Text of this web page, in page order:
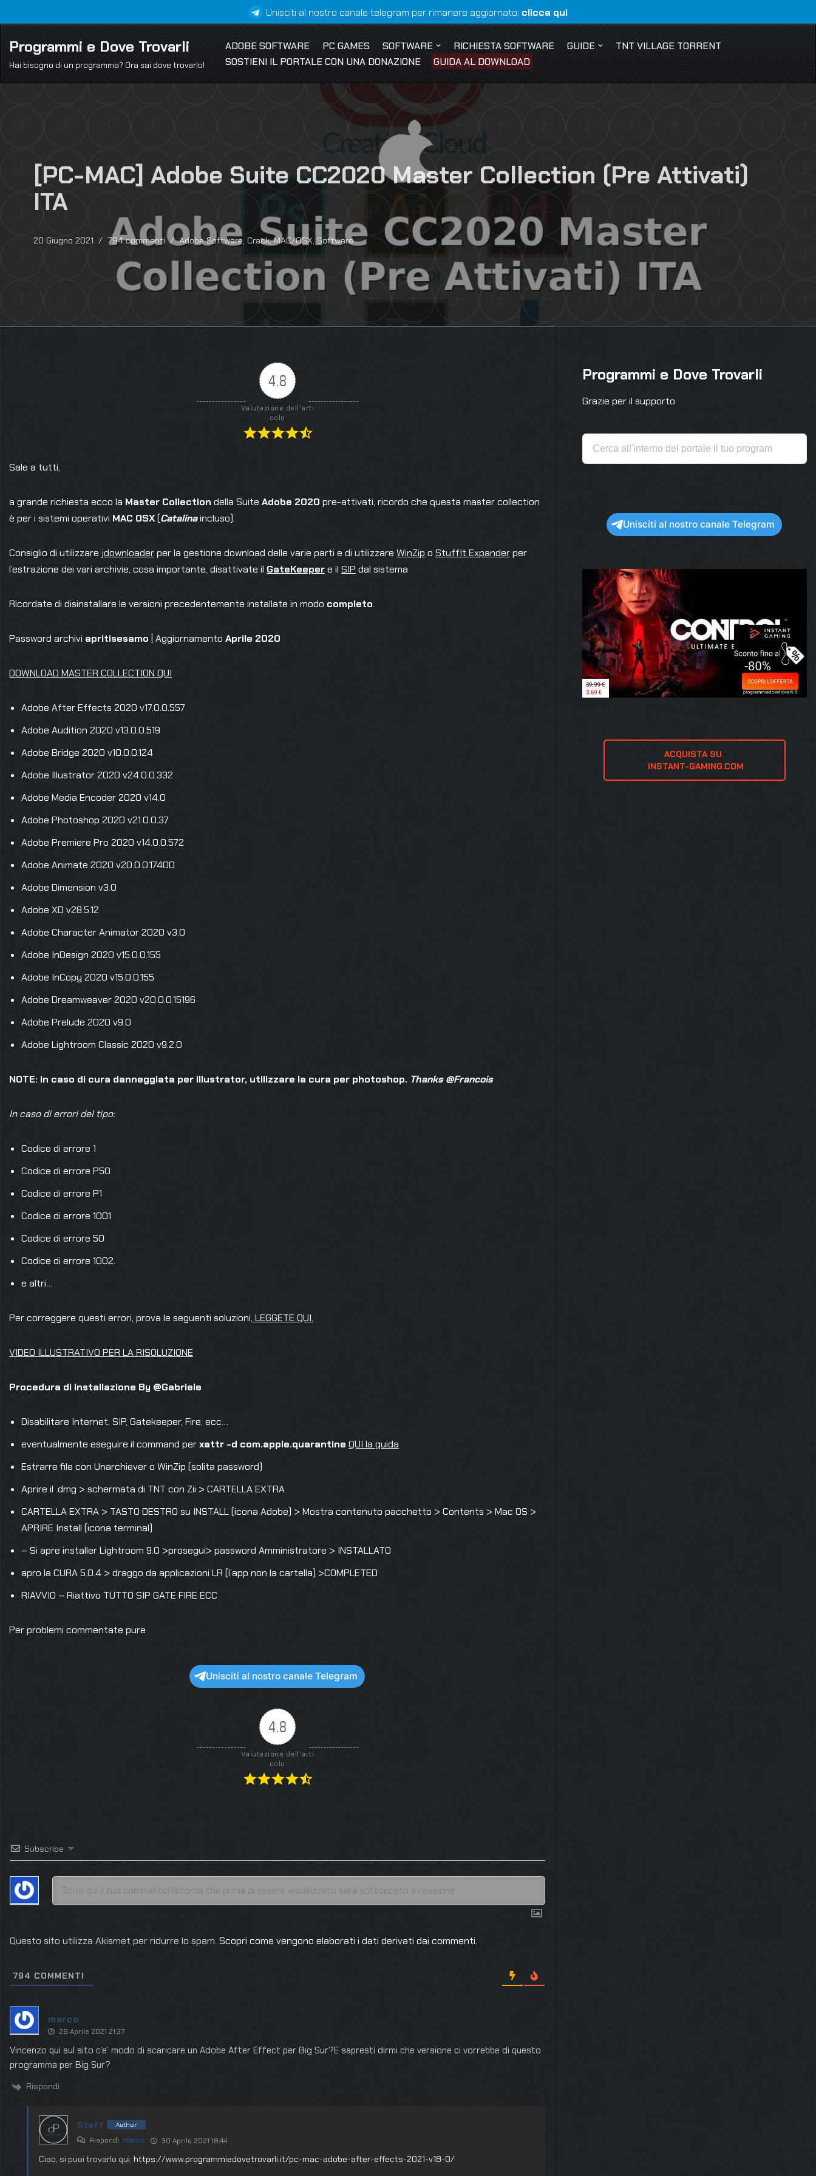
Vai
al
contenuto
Unisciti al nostro canale telegram per rimanere aggiornato: clicca qui
Programmi e Dove Trovarli
Hai bisogno di un programma? Ora sai dove trovarlo!
ADOBE SOFTWARE PC GAMES SOFTWARE RICHIESTA SOFTWARE GUIDE
TNT VILLAGE TORRENT
SOSTIENI IL PORTALE CON UNA DONAZIONE
GUIDA AL DOWNLOAD
[PC-MAC] Adobe Suite CC2020 Master Collection (Pre Attivati)
ITA
20 Giugno 2021 794 commenti Adobe Software, Crack,MAC/OSX, Software
4.8
Valutazione dell'arti
colo
Sale a tutti,
a grande richiesta ecco la Master Collection della Suite Adobe 2020 pre-attivati, ricordo che questa master collection
è per i sistemi operativi MAC OSX(Catalinaincluso).
Consiglio di utilizzare jdownloaderper la gestione download delle varie parti e di utilizzare WinZip o StuffIt Expanderper
l’estrazione dei vari archivie, cosa importante, disattivate il GateKeepere il SIP dal sistema
Ricordate di disinstallare le versioni precedentemente installate in modo completo.
Password archivi apritisesamo | Aggiornamento Aprile 2020
DOWNLOAD MASTER COLLECTION QUI
Adobe After Effects 2020 v17.0.0.557
Adobe Audition 2020 v13.0.0.519
Adobe Bridge 2020 v10.0.0.124
Adobe Illustrator 2020 v24.0.0.332
Adobe Media Encoder 2020 v14.0
Adobe Photoshop 2020 v21.0.0.37
Adobe Premiere Pro 2020 v14.0.0.572
Adobe Animate 2020 v20.0.0.17400
Adobe Dimension v3.0
Adobe XD v28.5.12
Adobe Character Animator 2020 v3.0
Adobe InDesign 2020 v15.0.0.155
Adobe InCopy 2020 v15.0.0.155
Adobe Dreamweaver 2020 v20.0.0.15196
Adobe Prelude 2020 v9.0
Adobe Lightroom Classic 2020 v9.2.0
NOTE: in caso di cura danneggiata per illustrator, utilizzare la cura per photoshop. Thanks @Francois
In caso di errori del tipo:
Codice di errore 1
Codice di errore P50
Codice di errore P1
Codice di errore 1001
Codice di errore 50
Codice di errore 1002.
e altri…
Per correggere questi errori, prova le seguenti soluzioni, LEGGETE QUI.
VIDEO ILLUSTRATIVO PER LA RISOLUZIONE
Procedura di installazione By @Gabriele
Disabilitare Internet, SIP, Gatekeeper, Fire, ecc…
eventualmente eseguire il command perxattr -d com.apple.quarantine QUI la guida
Estrarre file con Unarchiever o WinZip (solita password)
Aprire il .dmg > schermata di TNT con Zii > CARTELLA EXTRA
CARTELLA EXTRA > TASTO DESTRO su INSTALL (icona Adobe) > Mostra contenuto pacchetto > Contents > Mac OS >
APRIRE Install (icona terminal)
– Si apre installer Lightroom 9.0 >prosegui> password Amministratore > INSTALLATO
apro la CURA 5.0.4 > draggo da applicazioni LR (l’app non la cartella) >COMPLETED
RIAVVIO – Riattivo TUTTO SIP GATE FIRE ECC
Per problemi commentate pure
Unisciti al nostro canale Telegram
4.8
Valutazione dell'arti
colo
Subscribe
Questo sito utilizza Akismet per ridurre lo spam. Scopri come vengono elaborati i dati derivati dai commenti.
794 COMMENTI
marco
28 Aprile 2021 21:37
Vincenzo qui sul sito c’e’ modo di scaricare un Adobe After Effect per Big Sur?E sapresti dirmi che versione ci vorrebbe di questo
programma per Big Sur?
Rispondi
Staff Author
Rispondi marco 30 Aprile 2021 18:44
Ciao, si puoi trovarlo qui: https://www.programmiedovetrovarli.it/pc-mac-adobe-after-effects-2021-v18-0/
Programmi e Dove Trovarli
Grazie per il supporto
Unisciti al nostro canale Telegram
ACQUISTA SU
INSTANT-GAMING.COM